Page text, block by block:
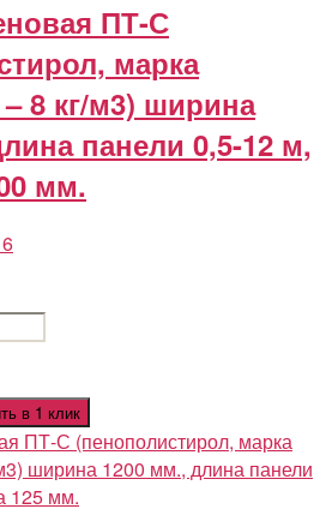
ПТ-С
марка
8 кг/м3) ширина
панели 0,5-12 м,
мм.
в 1 клик